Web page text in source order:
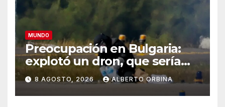
MUNDO
Preocupación en Bulgaria:
explotó un dron, que sería
ucraniano, cerca de un
gasoducto en la frontera con
Rumania
8 AGOSTO, 2026 ALBERTO ORBINA